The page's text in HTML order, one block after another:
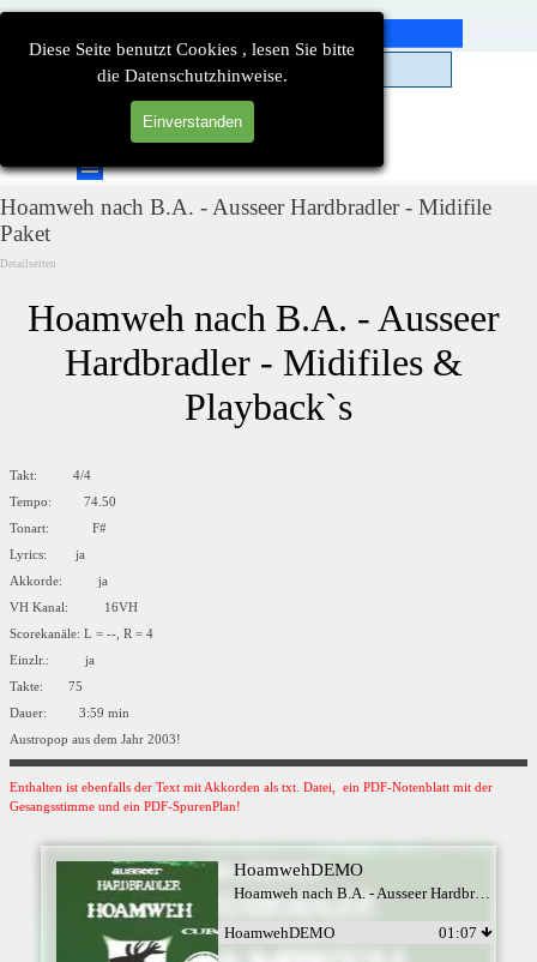
Diese Seite benutzt Cookies , lesen Sie bitte
die Datenschutzhinweise.
Einverstanden
Direkt zum Seiteninhalt
Menü überspringen
Hoamweh nach B.A. - Ausseer Hardbradler - Midifile
Paket
Detailseiten
Hoamweh nach B.A. - Ausseer
Hardbradler - Midifiles &
Playback`s
Takt: 4/4
Tempo: 74.50
Tonart: F#
Lyrics: ja
Akkorde: ja
VH Kanal: 16VH
Scorekanäle: L = --, R = 4
Einzlr.: ja
Takte: 75
Dauer: 3:59 min
Austropop aus dem Jahr 2003!
Enthalten ist ebenfalls der Text mit Akkorden als txt. Datei, ein PDF-Notenblatt mit der
Gesangsstimme und ein PDF-SpurenPlan!
HoamwehDEMO
Hoamweh nach B.A. - Ausseer Hardbradler
HoamwehDEMO 01:07